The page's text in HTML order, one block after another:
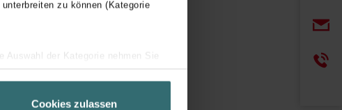
zu können (Kategorie
der Kategorie nehmen Sie
maßgeschneiderte Informationen
Cookies zulassen